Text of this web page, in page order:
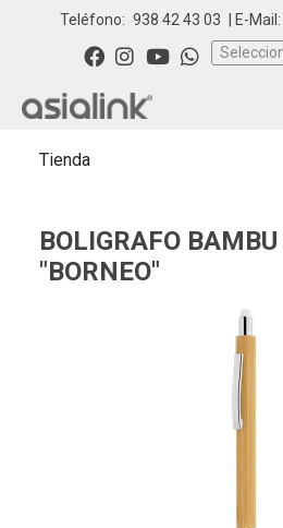
Teléfono: 938 42 43 03 | E-Mail:
Tienda
BOLIGRAFO
"BORNEO"